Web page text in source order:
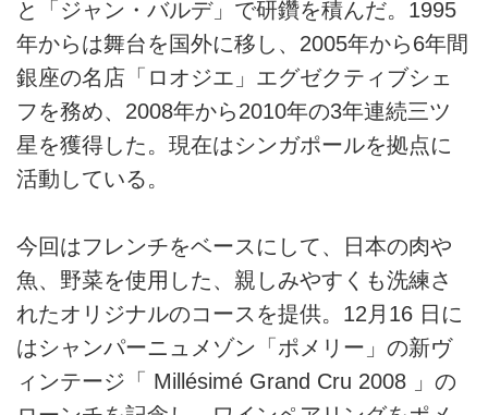
と「ジャン・バルデ」で研鑽を積んだ。1995
年からは舞台を国外に移し、2005年から6年間
銀座の名店「ロオジエ」エグゼクティブシェ
フを務め、2008年から2010年の3年連続三ツ
星を獲得した。現在はシンガポールを拠点に
活動している。
今回はフレンチをベースにして、日本の肉や
魚、野菜を使用した、親しみやすくも洗練さ
れたオリジナルのコースを提供。12月16 日に
はシャンパーニュメゾン「ポメリー」の新ヴ
ィンテージ「 Millésimé Grand Cru 2008 」の